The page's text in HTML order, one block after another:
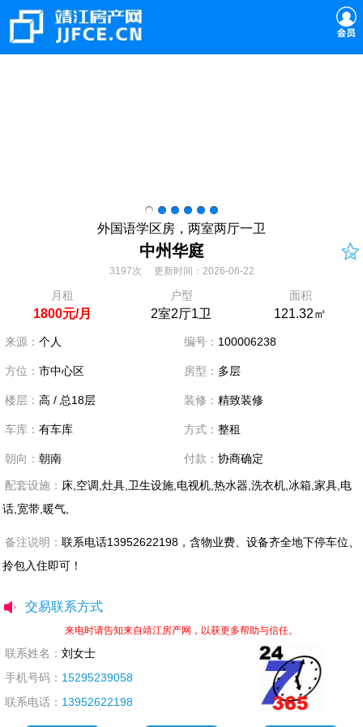
外国语学区房，两室两厅一卫
中州华庭
3197次 更新时间：2026-06-22
月租
1800元/月
户型
2室2厅1卫
面积
121.32㎡
来源： 个人 编号： 100006238
方位： 市中心区 房型： 多层
楼层： 高 / 总18层 装修： 精致装修
车库： 有车库 方式： 整租
朝向： 朝南 付款： 协商确定
配套设施： 床,空调,灶具,卫生设施,电视机,热水器,洗衣机,冰箱,家具,电
话,宽带,暖气,
备注说明： 联系电话13952622198，含物业费、设备齐全地下停车位、
拎包入住即可！
交易联系方式
来电时请告知来自靖江房产网，以获更多帮助与信任。
联系姓名： 刘女士
手机号码： 15295239058
联系电话： 13952622198